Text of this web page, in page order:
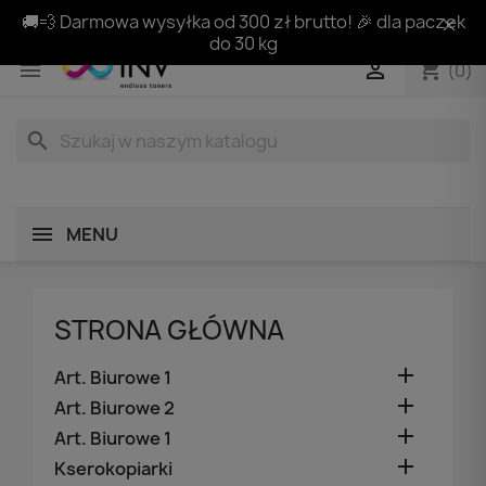
🚚💨 Darmowa wysyłka od 300 zł brutto! 🎉 dla paczek
do 30 kg
 shopping_cart(0)

search
MENU
STRONA GŁÓWNA
Art. Biurowe 1 
Art. Biurowe 2 
Art. Biurowe 1 
Kserokopiarki 